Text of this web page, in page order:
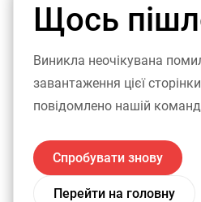
Щось
Виникла неочікувана
завантаження цієї
повідомлено нашій
Спробувати знову
Перейти на головну